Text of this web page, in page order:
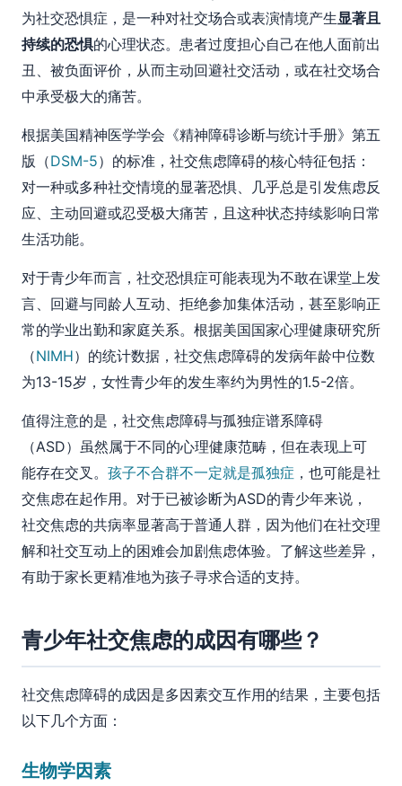
为社交恐惧症，是一种对社交场合或表演情境产生显著且
持续的恐惧的心理状态。患者过度担心自己在他人面前出
丑、被负面评价，从而主动回避社交活动，或在社交场合
中承受极大的痛苦。
根据美国精神医学学会《精神障碍诊断与统计手册》第五
版（DSM-5）的标准，社交焦虑障碍的核心特征包括：
对一种或多种社交情境的显著恐惧、几乎总是引发焦虑反
应、主动回避或忍受极大痛苦，且这种状态持续影响日常
生活功能。
对于青少年而言，社交恐惧症可能表现为不敢在课堂上发
言、回避与同龄人互动、拒绝参加集体活动，甚至影响正
常的学业出勤和家庭关系。根据美国国家心理健康研究所
（NIMH）的统计数据，社交焦虑障碍的发病年龄中位数
为13-15岁，女性青少年的发生率约为男性的1.5-2倍。
值得注意的是，社交焦虑障碍与孤独症谱系障碍
（ASD）虽然属于不同的心理健康范畴，但在表现上可
能存在交叉。 孩子不合群不一定就是孤独症 ，也可能是社
交焦虑在起作用。对于已被诊断为ASD的青少年来说，
社交焦虑的共病率显著高于普通人群，因为他们在社交理
解和社交互动上的困难会加剧焦虑体验。了解这些差异，
有助于家长更精准地为孩子寻求合适的支持。
青少年社交焦虑的成因有哪些？
社交焦虑障碍的成因是多因素交互作用的结果，主要包括
以下几个方面：
生物学因素